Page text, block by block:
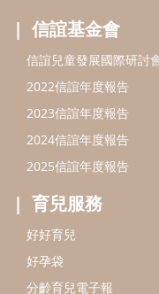
好孕袋
分齡育兒電子報
線上教養諮詢
出版服務
信誼基金出版社
閱讀推廣
Bookstart閱讀起步走
信誼幼兒文學獎
信誼兒童動畫獎